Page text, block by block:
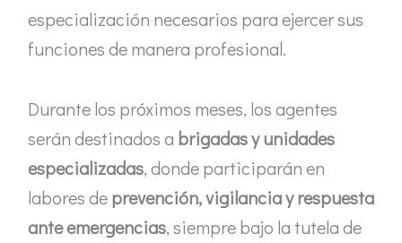
especialización necesarios para ejercer sus
funciones de manera profesional.
Durante los próximos meses, los agentes
serán destinados a brigadas y unidades
especializadas, donde participarán en
labores deprevención, vigilancia y respuesta
ante emergencias, siempre bajo la tutela de